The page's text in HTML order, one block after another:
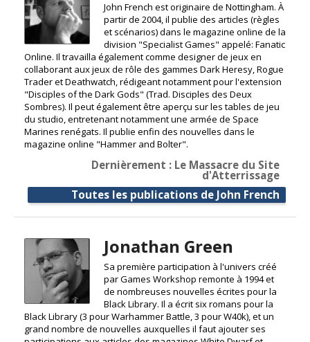
John French est originaire de Nottingham. À
partir de 2004, il publie des articles (règles
et scénarios) dans le magazine online de la
division "Specialist Games" appelé: Fanatic
Online. Il travailla également comme designer de jeux en
collaborant aux jeux de rôle des gammes Dark Heresy, Rogue
Trader et Deathwatch, rédigeant notamment pour l'extension
"Disciples of the Dark Gods" (Trad. Disciples des Deux
Sombres). Il peut également être aperçu sur les tables de jeu
du studio, entretenant notamment une armée de Space
Marines renégats. Il publie enfin des nouvelles dans le
magazine online "Hammer and Bolter".
Dernièrement : Le Massacre du Site
d'Atterrissage
Toutes les publications de John French
Jonathan Green
Sa première participation à l'univers créé
par Games Workshop remonte à 1994 et
de nombreuses nouvelles écrites pour la
Black Library. Il a écrit six romans pour la
Black Library (3 pour Warhammer Battle, 3 pour W40k), et un
grand nombre de nouvelles auxquelles il faut ajouter ses